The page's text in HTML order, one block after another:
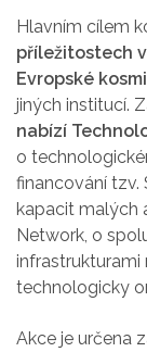
Hlavním cílem
příležitostech
Evropské
jiných institucí.
nabízí
o
financování tzv.
kapacit malých
Network, o
technologicky
Akce je určena